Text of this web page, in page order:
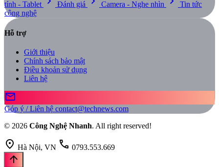
tính - Tablet
Đánh giá Camera - Nghe nhìn
Tin tức
công nghệ
Hỗ trợ
Giới thiệu
Chính sách bảo mật
Điều khoản sử dụng
Liên hệ
mail
Góp ý / Liên hệ contact@technews.com
© 2026 Công Nghệ Nhanh. All right reserved!
location_on Hà Nội, VN call 0793.553.669
arrow_upward